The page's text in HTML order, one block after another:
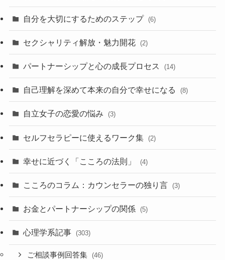
自分を大切にするためのステップ (6)
セクシャリティ解放・魅力開花 (2)
パートナーシップと心の成長プロセス (14)
自己理解を深めて本来の自分で幸せになる (8)
自立女子の恋愛の悩み (3)
セルフセラピーに使えるワーク集 (2)
幸せに近づく「こころの法則」 (4)
こころのコラム：カウンセラーの独り言 (3)
お金とパートナーシップの関係 (5)
心理学系記事 (303)
ご相談事例回答集 (46)